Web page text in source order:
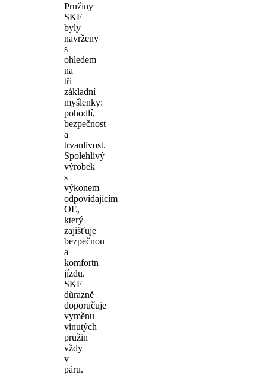
Pružiny
SKF
byly
navrženy
s
ohledem
na
tři
základní
myšlenky:
pohodlí,
bezpečnost
a
trvanlivost.
Spolehlivý
výrobek
s
výkonem
odpovídajícím
OE,
který
zajišťuje
bezpečnou
a
komfortn
jízdu.
SKF
důrazně
doporučuje
vyměnu
vinutých
pružin
vždy
v
páru.